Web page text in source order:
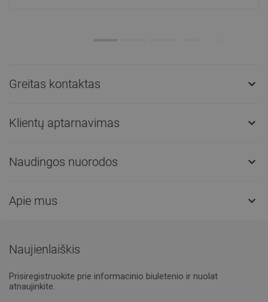
Greitas kontaktas 
Klientų aptarnavimas 
Naudingos nuorodos 
Apie mus 
Naujienlaiškis
Prisiregistruokite prie informacinio biuletenio ir nuolat
atnaujinkite.